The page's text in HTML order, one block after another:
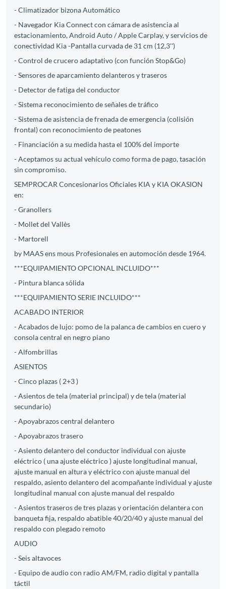
- Climatizador bizona Automático
- Navegador Kia Connect con cámara de asistencia al
estacionamiento, Android Auto / Apple Carplay, y servicios de
conectividad Kia -Pantalla curvada de 31 cm (12,3'')
- Control de crucero adaptativo (con función Stop&Go)
- Sensores de aparcamiento delanteros y traseros
- Detector de fatiga del conductor
- Sistema reconocimiento de señales de tráfico
- Sistema de asistencia de frenada de emergencia (colisión
frontal) con reconocimiento de peatones
- Financiación a su medida hasta el 100% del importe
- Aceptamos su actual vehículo como forma de pago, tasación
sin compromiso.
SEMPROCAR Concesionarios Oficiales KIA y KIA OKASION
en:
- Granollers
- Mollet del Vallès
- Martorell
by MAAS ens mous Profesionales en automoción desde 1964.
***EQUIPAMIENTO OPCIONAL INCLUIDO***
- Pintura blanca sólida
***EQUIPAMIENTO SERIE INCLUIDO***
ACABADO INTERIOR
- Acabados de lujo: pomo de la palanca de cambios en cuero y
consola central en negro piano
- Alfombrillas
ASIENTOS
- Cinco plazas ( 2+3 )
- Asientos de tela (material principal) y de tela (material
secundario)
- Apoyabrazos central delantero
- Apoyabrazos trasero
- Asiento delantero del conductor individual con ajuste
eléctrico ( una ajuste eléctrico ) ajuste longitudinal manual,
ajuste manual en altura y eléctrico con ajuste manual del
respaldo, asiento delantero del acompañante individual y ajuste
longitudinal manual con ajuste manual del respaldo
- Asientos traseros de tres plazas y orientación delantera con
banqueta fija, respaldo abatible 40/20/40 y ajuste manual del
respaldo con plegado remoto
AUDIO
- Seis altavoces
- Equipo de audio con radio AM/FM, radio digital y pantalla
táctil